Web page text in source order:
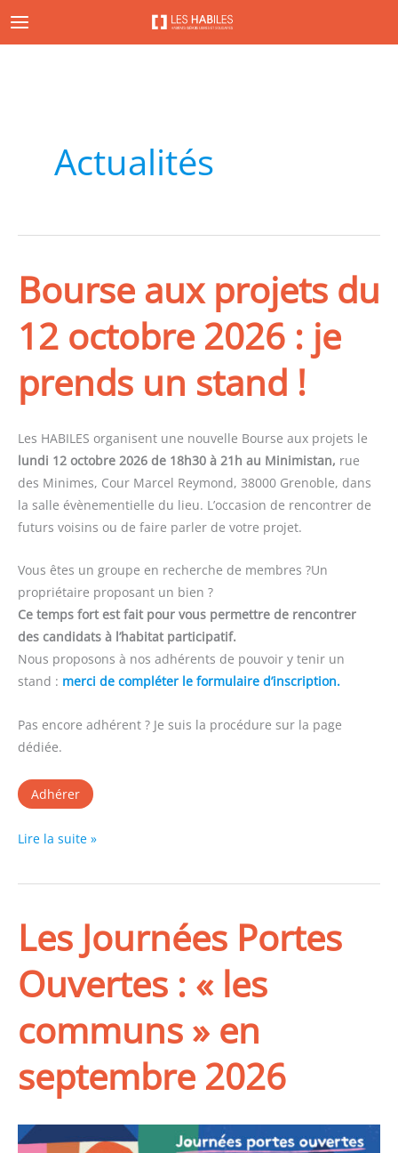
au
Actualités
Bourse aux projets du
12 octobre 2026 : je
prends un stand !
Les HABILES organisent une nouvelle Bourse aux projets le
lundi 12 octobre 2026 de 18h30 à 21h au Minimistan, rue
des Minimes, Cour Marcel Reymond, 38000 Grenoble, dans
la salle évènementielle du lieu. L’occasion de rencontrer de
futurs voisins ou de faire parler de votre projet.
Vous êtes un groupe en recherche de membres ?Un
propriétaire proposant un bien ?
Ce temps fort est fait pour vous permettre de rencontrer
des candidats à l’habitat participatif.
Nous proposons à nos adhérents de pouvoir y tenir un
stand : merci de compléter le formulaire d’inscription.
Pas encore adhérent ? Je suis la procédure sur la page
dédiée.
Adhérer
Bourse
projets
12
octobre
2026
:
prends
stand
Lire la suite »
Les Journées Portes
Ouvertes : « les
communs » en
septembre 2026